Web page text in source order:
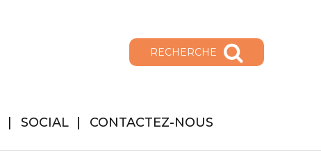
RECHERCHE
SOCIAL CONTACTEZ-NOUS